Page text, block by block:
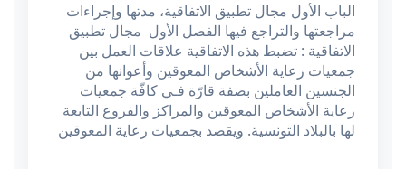
الباب الأول مجال تطبيق الاتفاقية، مدتها وإجراءات
مراجعتها والتراجع فيها الفصل الأول مجال تطبيق
الاتفاقية : تضبط هذه الاتفاقية علاقات العمل بين
جمعيات رعاية الأشخاص المعوقين وأعوانها من
الجنسين العاملين بصفة قارّة فـي كافّة جمعيات
رعاية الأشخاص المعوقين والمراكز والفروع التابعة
لها بالبلاد التونسية. ويقصد بجمعيات رعاية المعوقين